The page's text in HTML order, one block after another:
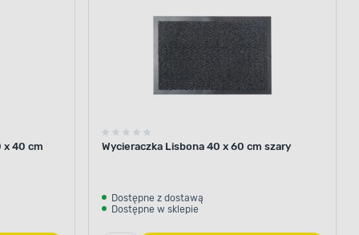
x 40 cm Wycieraczka Lisbona 40 x 60 cm szary
Dostępne z dostawą
Dostępne w sklepie